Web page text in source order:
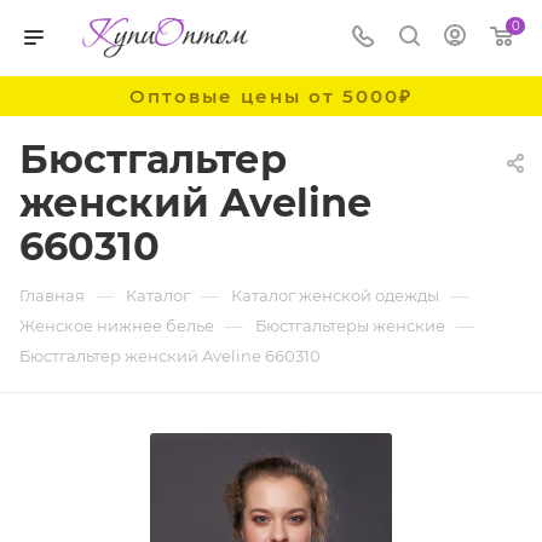
0
Оптовые цены от 5000₽
Бюстгальтер
женский Aveline
660310
Главная — Каталог — Каталог женской одежды —
Женское нижнее белье — Бюстгальтеры женские —
Бюстгальтер женский Aveline 660310